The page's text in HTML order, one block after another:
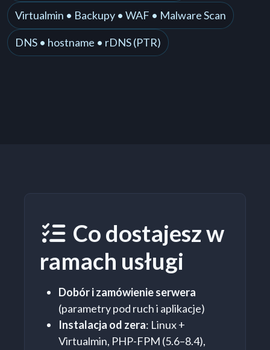
Virtualmin • Backupy • WAF • Malware Scan
DNS • hostname • rDNS (PTR)
Zakres usługi
Co dostajesz w
ramach usługi
Dobór i zamówienie serwera
(parametry pod ruch i aplikacje)
Instalacja od zera: Linux +
Virtualmin, PHP-FPM (5.6–8.4),